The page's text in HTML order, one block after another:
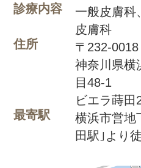
診療内容
一般皮膚科
皮膚科
住所
〒232-0018
神奈川県横
目48-1
ビエラ蒔田
最寄駅
横浜市営地
田駅｣より